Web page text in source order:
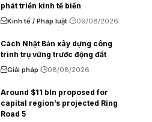
phát triển kinh tế biển
Kinh tế / Pháp luật 09/08/2026
Cách Nhật Bản xây dựng công
trình trụ vững trước động đất
Giải pháp 08/08/2026
Around $11 bln proposed for
capital region’s projected Ring
Road 5